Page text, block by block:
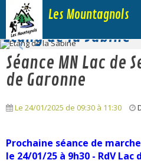
Les Mountagnols
Activités
Agenda
Photos
Etang de la Sabine
‹
Séance MN Lac de
de Garonne
Le 24/01/2025 de 09:30 à 11:30
Prochaine séance de
le 24/01/25 à 9h30 - RdV Lac